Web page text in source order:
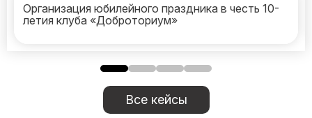
Организация юбилейного праздника в честь 10-
летия клуба «Доброториум»
Все кейсы